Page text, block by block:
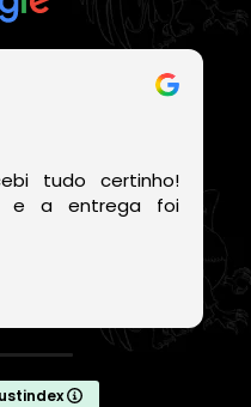
tudo certinho!
e a entrega foi